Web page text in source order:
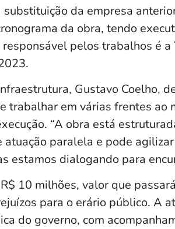
da empresa
da obra, tendo
pelos trabalhos é
Gustavo Coelho,
trabalhar em várias frentes ao
“A obra está
paralela e pode
estamos dialogando para
10 milhões, valor que
para o erário público. A
do governo, com